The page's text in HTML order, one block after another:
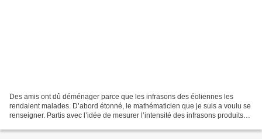
Des amis ont dû déménager parce que les infrasons des éoliennes les
rendaient malades. D’abord étonné, le mathématicien que je suis a voulu se
renseigner. Partis avec l’idée de mesurer l’intensité des infrasons produits